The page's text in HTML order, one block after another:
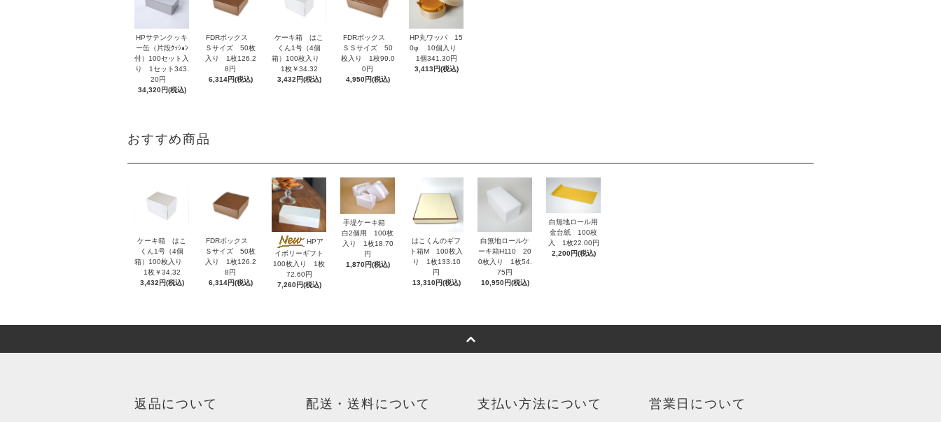
HPサテンクッキ
ー缶（片段ｸｯｼｮﾝ
付）100セット入
り 1セット343.
20円
34,320円(税込)
FDRボックス
Ｓサイズ 50枚
入り 1枚126.2
8円
6,314円(税込)
ケーキ箱 はこ
くん1号（4個
箱）100枚入り
1枚￥34.32
3,432円(税込)
FDRボックス
ＳＳサイズ 50
枚入り 1枚99.0
0円
4,950円(税込)
HP丸ワッパ 15
0φ 10個入り
1個341.30円
3,413円(税込)
おすすめ商品
ケーキ箱 はこ
くん1号（4個
箱）100枚入り
1枚￥34.32
3,432円(税込)
FDRボックス
Ｓサイズ 50枚
入り 1枚126.2
8円
6,314円(税込)
HPア
イボリーギフト
100枚入り 1枚
72.60円
7,260円(税込)
手堤ケーキ箱
白2個用 100枚
入り 1枚18.70
円
1,870円(税込)
はこくんのギフ
ト箱M 100枚入
り 1枚133.10
円
13,310円(税込)
白無地ロールケ
ーキ箱H110 20
0枚入り 1枚54.
75円
10,950円(税込)
白無地ロール用
金台紙 100枚
入 1枚22.00円
2,200円(税込)
返品について 配送・送料について 支払い方法について 営業日について